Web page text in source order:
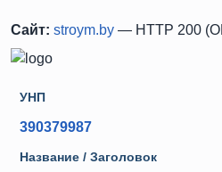
Сайт: stroym.by — HTTP 200
УНП
390379987
Название / Заголовок